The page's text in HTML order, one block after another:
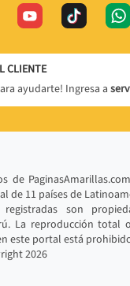
CLIENTE
ayudarte! Ingresa a
de
de 11 países de
son
La reproducción total
este portal está
2026